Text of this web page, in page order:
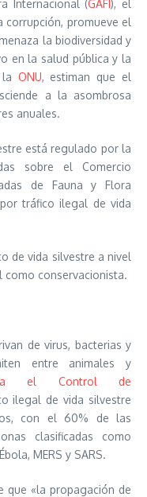
Internacional (GAFI), el
corrupción, promueve el
la biodiversidad y
en la salud pública y la
ONU, estiman que el
a la asombrosa
anuales.
está regulado por la
sobre el Comercio
de Fauna y Flora
tráfico ilegal de vida
de vida silvestre a nivel
como conservacionista.
de virus, bacterias y
entre animales y
el Control de
ilegal de vida silvestre
con el 60% de las
clasificadas como
MERS y SARS.
que «la propagación de